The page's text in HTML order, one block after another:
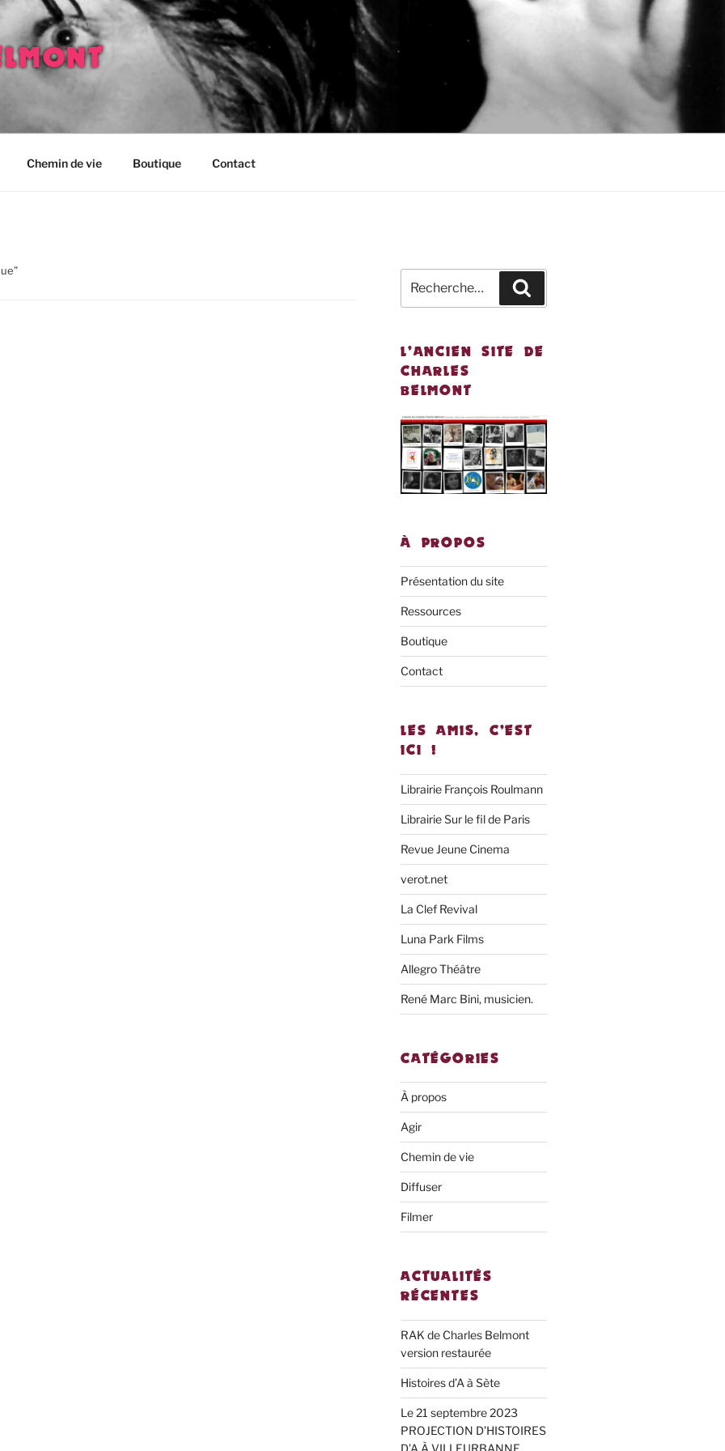
Chemin de vie Boutique Contact
pour
:
L’ANCIEN SITE DE
CHARLES
BELMONT
À PROPOS
Présentation du site
Ressources
Boutique
Contact
LES AMIS, C’EST
ICI !
Librairie François Roulmann
Librairie Sur le fil de Paris
Revue Jeune Cinema
verot.net
La Clef Revival
Luna Park Films
Allegro Théâtre
René Marc Bini, musicien.
CATÉGORIES
À propos
Agir
Chemin de vie
Diffuser
Filmer
ACTUALITÉS
RÉCENTES
RAK de Charles Belmont
version restaurée
Histoires d’A à Sète
Le 21 septembre 2023
PROJECTION D’HISTOIRES
D’A À VILLEURBANNE